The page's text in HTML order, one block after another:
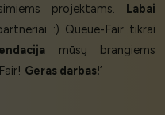
projektams. Labai
:) Queue-Fair tikrai
mūsų brangiems
Geras darbas!’